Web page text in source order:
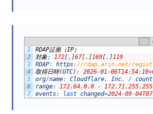
1
2
3
4
5
6
7
RDAP証拠（IP ）
対象: 172[ . ]67[ . ]169[ . ]119
RDAP: https://rdap.arin.net/
取得日時(UTC) : 2026-01-06T14:54:10+
org/name: Cloudflare, Inc. /
range: 172.64.0.0 -
172.71.255.255
events: last changed=2024-09-04T07